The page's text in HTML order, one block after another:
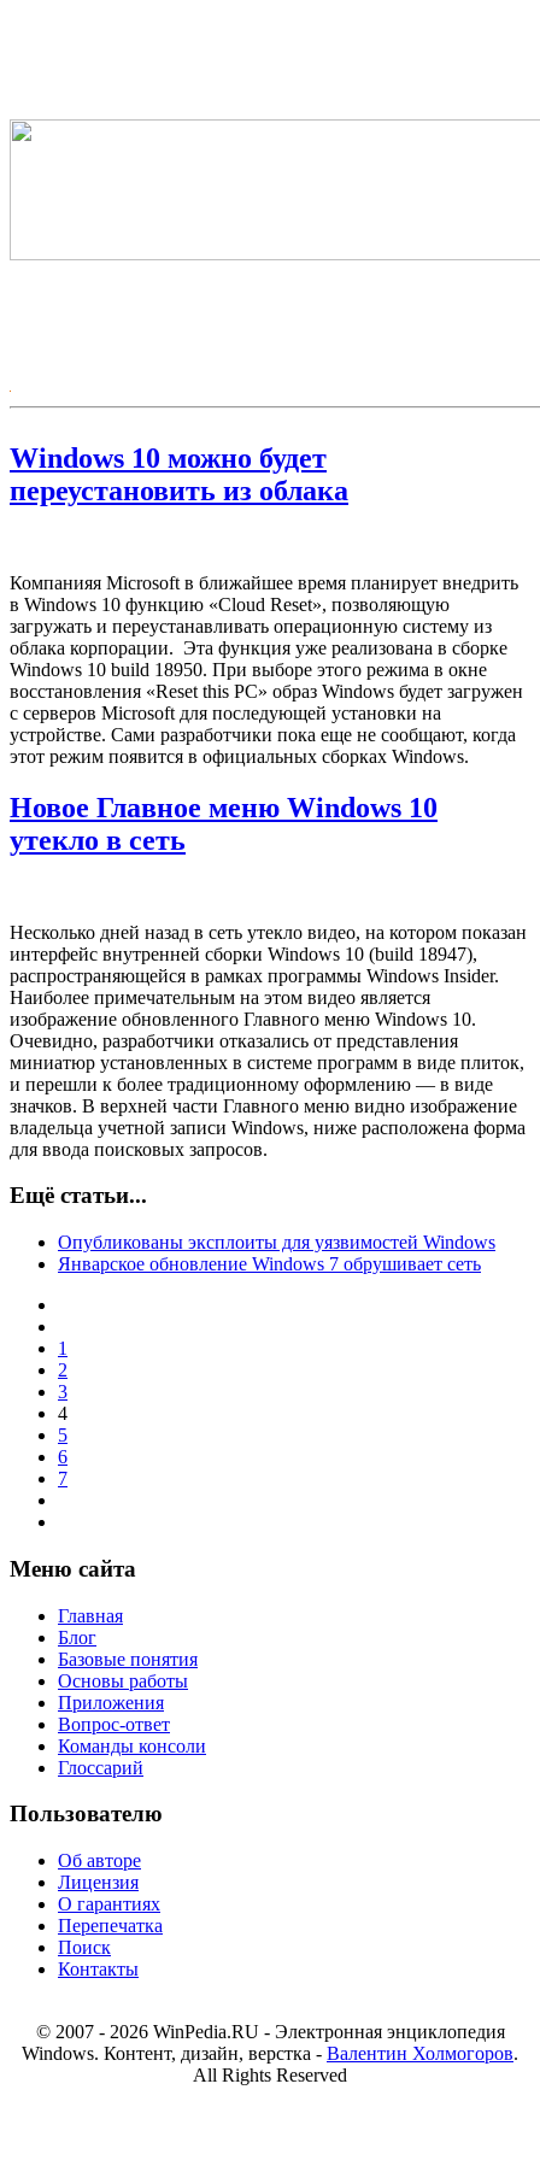
Windows 10 можно будет
переустановить из облака
Компанияя Microsoft в ближайшее время планирует внедрить
в Windows 10 функцию «Cloud Reset», позволяющую
загружать и переустанавливать операционную систему из
облака корпорации. Эта функция уже реализована в сборке
Windows 10 build 18950. При выборе этого режима в окне
восстановления «Reset this PC» образ Windows будет загружен
с серверов Microsoft для последующей установки на
устройстве. Сами разработчики пока еще не сообщают, когда
этот режим появится в официальных сборках Windows.
Новое Главное меню Windows 10
утекло в сеть
Несколько дней назад в сеть утекло видео, на котором показан
интерфейс внутренней сборки Windows 10 (build 18947),
распространяющейся в рамках программы Windows Insider.
Наиболее примечательным на этом видео является
изображение обновленного Главного меню Windows 10.
Очевидно, разработчики отказались от представления
миниатюр установленных в системе программ в виде плиток,
и перешли к более традиционному оформлению — в виде
значков. В верхней части Главного меню видно изображение
владельца учетной записи Windows, ниже расположена форма
для ввода поисковых запросов.
Ещё статьи...
Опубликованы эксплоиты для уязвимостей Windows
Январское обновление Windows 7 обрушивает сеть
1
2
3
4
5
6
7
Меню сайта
Главная
Блог
Базовые понятия
Основы работы
Приложения
Вопрос-ответ
Команды консоли
Глоссарий
Пользователю
Об авторе
Лицензия
О гарантиях
Перепечатка
Поиск
Контакты
© 2007 - 2026 WinPedia.RU - Электронная энциклопедия
Windows. Контент, дизайн, верстка - Валентин Холмогоров.
All Rights Reserved